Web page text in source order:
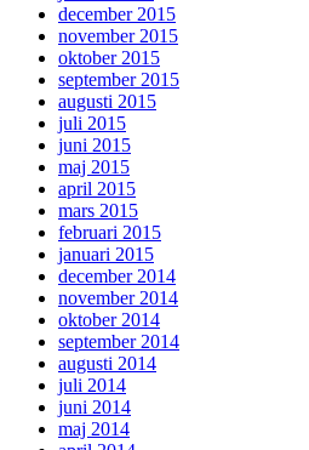
december 2015
november 2015
oktober 2015
september 2015
augusti 2015
juli 2015
juni 2015
maj 2015
april 2015
mars 2015
februari 2015
januari 2015
december 2014
november 2014
oktober 2014
september 2014
augusti 2014
juli 2014
juni 2014
maj 2014